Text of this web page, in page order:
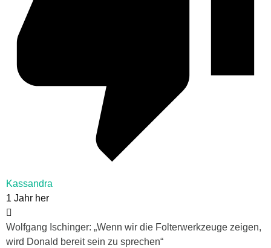
Kassandra
1 Jahr her
Wolfgang Ischinger: „Wenn wir die Folterwerkzeuge zeigen,
wird Donald bereit sein zu sprechen“